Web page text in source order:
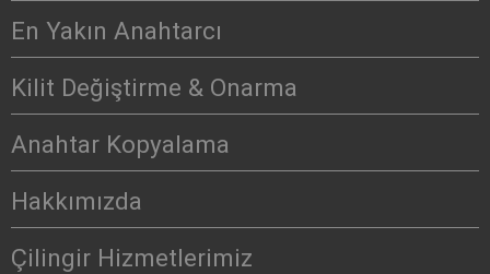
En Yakın Anahtarcı
Kilit Değiştirme & Onarma
Anahtar Kopyalama
Hakkımızda
Çilingir Hizmetlerimiz